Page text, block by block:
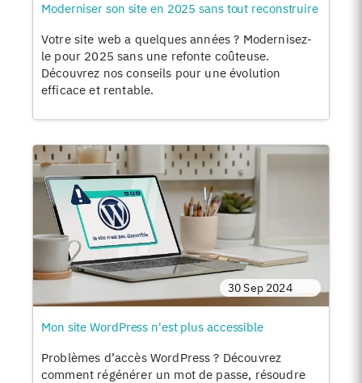
Moderniser son site en 2025 sans tout reconstruire
Votre site web a quelques années ? Modernisez-
le pour 2025 sans une refonte coûteuse.
Découvrez nos conseils pour une évolution
efficace et rentable.
30 Sep 2024
Mon site WordPress n'est plus accessible
Problèmes d’accès WordPress ? Découvrez
comment régénérer un mot de passe, résoudre